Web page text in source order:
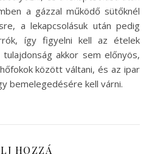
a gázzal működő sütőknél
a lekapcsolásuk után pedig
így figyelni kell az ételek
akkor sem előnyös,
között váltani, és az ipar
bemelegedésére kell várni.
HOZZÁ